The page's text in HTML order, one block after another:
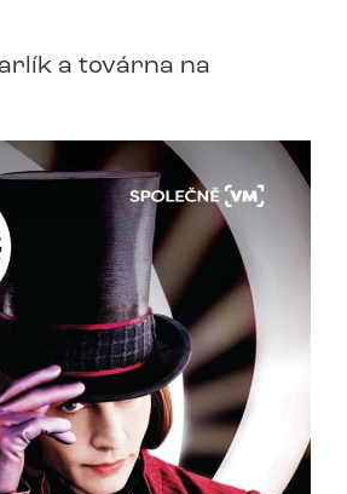
a továrna na